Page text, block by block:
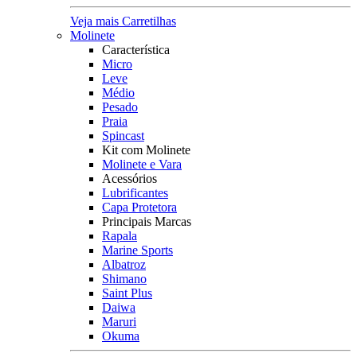
Veja mais Carretilhas
Molinete
Característica
Micro
Leve
Médio
Pesado
Praia
Spincast
Kit com Molinete
Molinete e Vara
Acessórios
Lubrificantes
Capa Protetora
Principais Marcas
Rapala
Marine Sports
Albatroz
Shimano
Saint Plus
Daiwa
Maruri
Okuma